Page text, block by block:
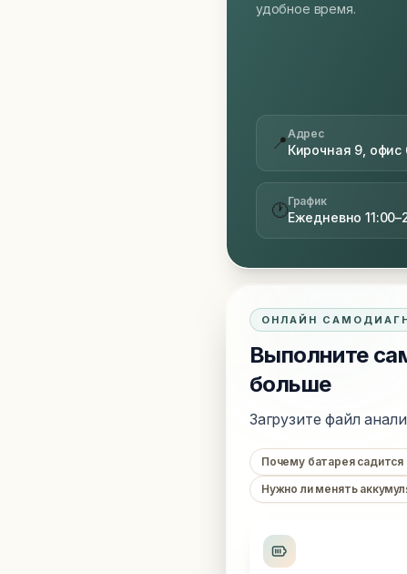
удобное время.
📍Адрес
Кирочная 9, офис
🕐График
Ежедневно
ОНЛАЙН
Выполните
больше
Загрузите файл
Почему батарея
Нужно ли менять